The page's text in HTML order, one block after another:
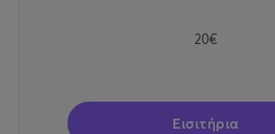
20€
Εισιτήρια